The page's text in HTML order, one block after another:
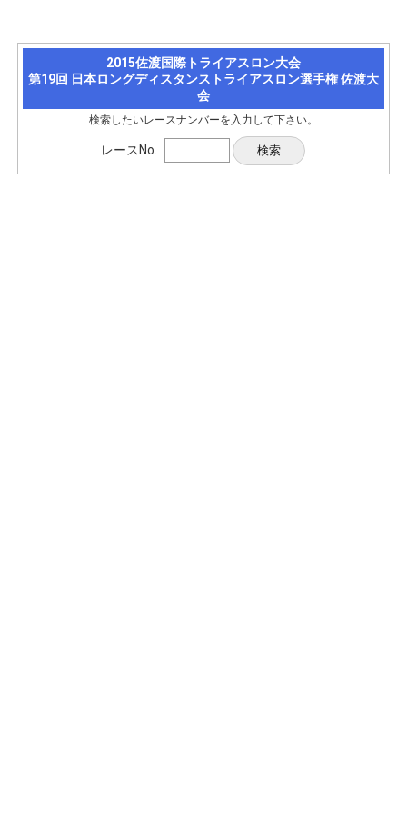
2015佐渡国際トライアスロン大会
第19回 日本ロングディスタンストライアスロン選手権 佐渡大
会
検索したいレースナンバーを入力して下さい。
レースNo.